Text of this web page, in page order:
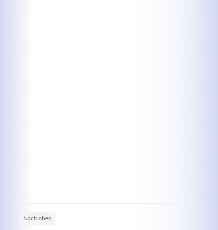
Nach oben